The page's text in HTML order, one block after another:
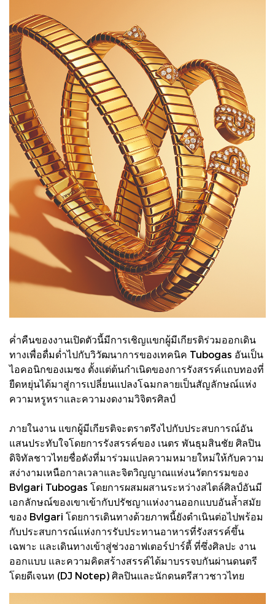
ค่ำคืนของงานเปิดตัวนี้มีการเชิญแขกผู้มีเกียรติร่วมออกเดิน
ทางเพื่อดื่มด่ำไปกับวิวัฒนาการของเทคนิค Tubogas อันเป็น
ไอคอนิกของเมซง ตั้งแต่ต้นกำเนิดของการรังสรรค์แถบทองที่
ยืดหยุ่นได้มาสู่การเปลี่ยนแปลงโฉมกลายเป็นสัญลักษณ์แห่ง
ความหรูหราและความงดงามวิจิตรศิลป์
ภายในงาน แขกผู้มีเกียรติจะตราตรึงไปกับประสบการณ์อัน
แสนประทับใจโดยการรังสรรค์ของ เนตร พันธุมสินชัย ศิลปิน
ดิจิทัลชาวไทยชื่อดังที่มาร่วมแปลความหมายใหม่ให้กับความ
สง่างามเหนือกาลเวลาและจิตวิญญาณแห่งนวัตกรรมของ
Bvlgari Tubogas โดยการผสมผสานระหว่างสไตล์ศิลป์อันมี
เอกลักษณ์ของเขาเข้ากับปรัชญาแห่งงานออกแบบอันล้ำสมัย
ของ Bvlgari โดยการเดินทางด้วยภาพนี้ยังดำเนินต่อไปพร้อม
กับประสบการณ์แห่งการรับประทานอาหารที่รังสรรค์ขึ้น
เฉพาะ และเดินทางเข้าสู่ช่วงอาฟเตอร์ปาร์ตี้ ที่ซึ่งศิลปะ งาน
ออกแบบ และความคิดสร้างสรรค์ได้มาบรรจบกันผ่านดนตรี
โดยดีเจนท (DJ Notep) ศิลปินและนักดนตรีสาวชาวไทย